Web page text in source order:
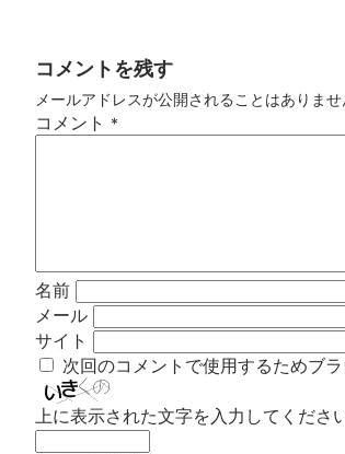
コメントを残す
メールアドレスが公開されることはありませ
コメント *
名前
メール
サイト
次回のコメントで使用するためブ
上に表示された文字を入力してください